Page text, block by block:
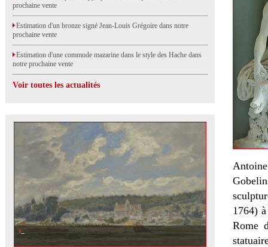
prochaine vente
Estimation d'un bronze signé Jean-Louis Grégoire dans notre
prochaine vente
Estimation d'une commode mazarine dans le style des Hache dans
notre prochaine vente
Voir toutes les actualités
Un tableau d\'Etienne Moreau-Nélaton en vente
1764)
Rome